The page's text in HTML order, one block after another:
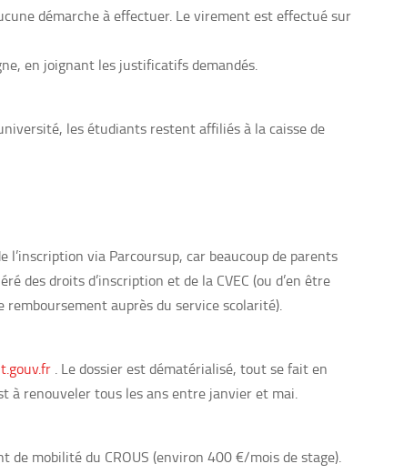
démarche à effectuer. Le virement est effectué sur
en joignant les justificatifs demandés.
les étudiants restent affiliés à la caisse de
via Parcoursup, car beaucoup de parents
des droits d’inscription et de la CVEC (ou d’en être
remboursement auprès du service scolarité).
. Le dossier est dématérialisé, tout se fait en
à renouveler tous les ans entre janvier et mai.
de mobilité du CROUS (environ 400 €/mois de stage).